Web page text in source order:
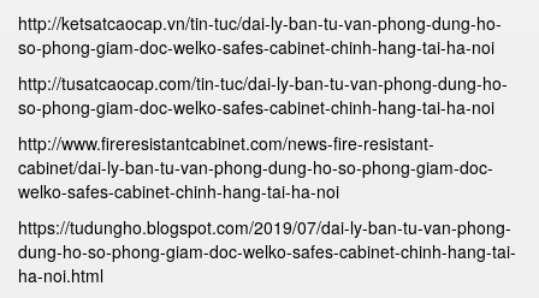
http://ketsatcaocap.vn/tin-tuc/dai-ly-ban-tu-van-phong-dung-ho-
so-phong-giam-doc-welko-safes-cabinet-chinh-hang-tai-ha-noi
http://tusatcaocap.com/tin-tuc/dai-ly-ban-tu-van-phong-dung-ho-
so-phong-giam-doc-welko-safes-cabinet-chinh-hang-tai-ha-noi
http://www.fireresistantcabinet.com/news-fire-resistant-
cabinet/dai-ly-ban-tu-van-phong-dung-ho-so-phong-giam-doc-
welko-safes-cabinet-chinh-hang-tai-ha-noi
https://tudungho.blogspot.com/2019/07/dai-ly-ban-tu-van-phong-
dung-ho-so-phong-giam-doc-welko-safes-cabinet-chinh-hang-tai-
ha-noi.html